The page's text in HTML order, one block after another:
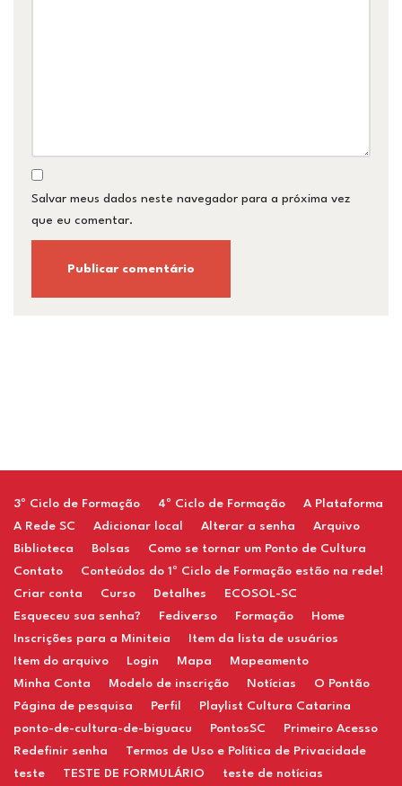
Salvar meus dados neste navegador para a próxima vez
que eu comentar.
3º Ciclo de Formação 4º Ciclo de Formação
A Plataforma
A Rede SC
Adicionar local Alterar a senha
Arquivo
Biblioteca
Bolsas
Como se tornar um Ponto de Cultura
Contato
Conteúdos do 1º Ciclo de Formação estão na rede!
Criar conta
Curso Detalhes
ECOSOL-SC
Esqueceu sua senha?
Fediverso Formação
Home
Inscrições para a Miniteia
Item da lista de usuários
Item do arquivo
Login Mapa
Mapeamento
Minha Conta
Modelo de inscrição Notícias
O Pontão
Página de pesquisa
Perfil
Playlist Cultura Catarina
ponto-de-cultura-de-biguacu
PontosSC
Primeiro Acesso
Redefinir senha
Termos de Uso e Política de Privacidade
teste
TESTE DE FORMULÁRIO teste de notícias